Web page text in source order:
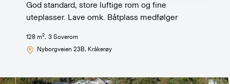
God standard, store luftige rom og fine
uteplasser. Lave omk. Båtplass medfølger
128 m2, 3Soverom
Nyborgveien 23B, Kråkerøy